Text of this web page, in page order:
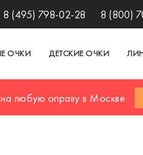
8 (495) 798-02-28 8 (800)
ОЧКИ ДЕТСКИЕ ОЧКИ
любую оправу в Москве